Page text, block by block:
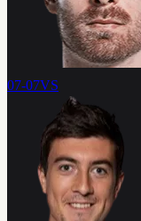
07-07VS